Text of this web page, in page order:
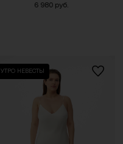
6 980 руб.
УТРО НЕВЕСТЫ